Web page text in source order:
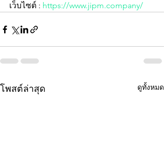
เว็บไซต์ : https://www.jipm.company/
โพสต์ล่าสุด ดูทั้งหมด